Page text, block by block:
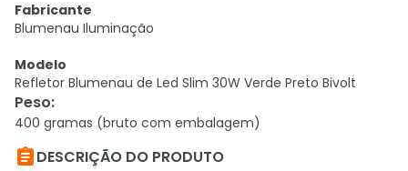
Fabricante
Blumenau Iluminação
Modelo
Refletor Blumenau de Led Slim 30W Verde Preto Bivolt
Peso:
400 gramas (bruto com embalagem)
DESCRIÇÃO DO PRODUTO